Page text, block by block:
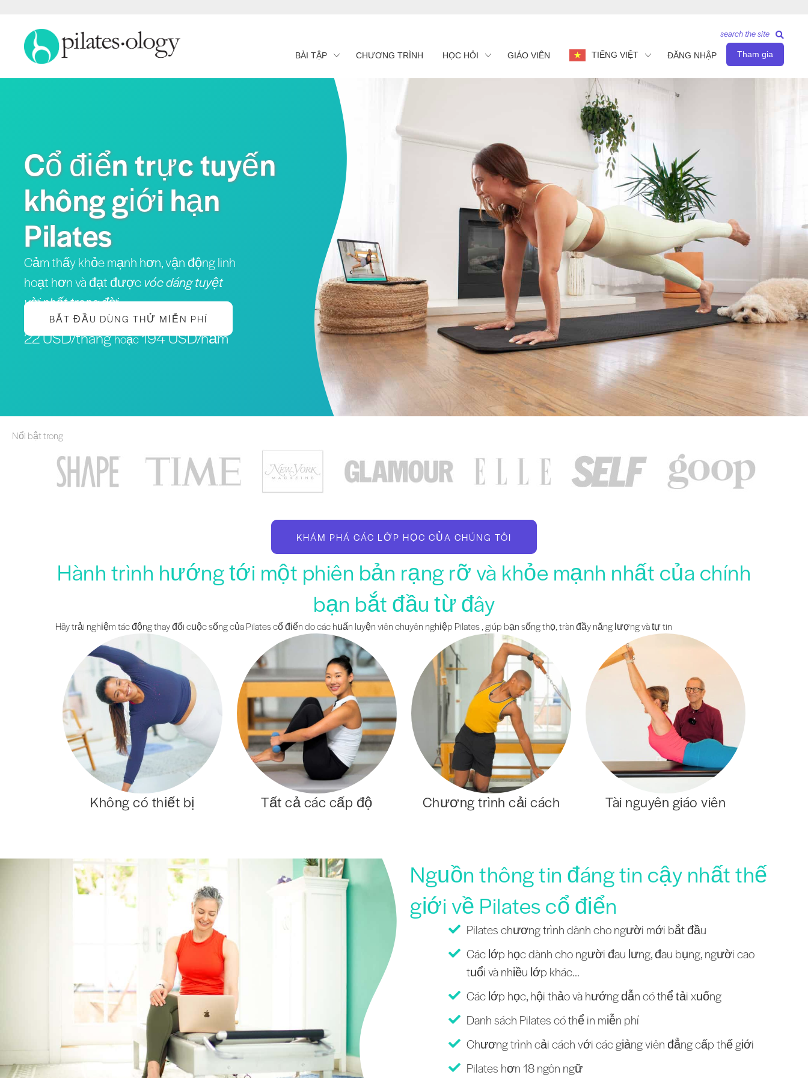
BÀI TẬP CHƯƠNG TRÌNH HỌC HỎI GIÁO VIÊN TIẾNG VIỆT ĐĂNG NHẬP Tham gia
search the site
Cổ điển trực tuyến
không giới hạn
Pilates
Cảm thấy khỏe mạnh hơn, vận động linh
hoạt hơn và đạt đượcvóc dáng tuyệt
vời nhất trong đời
BẮT ĐẦU DÙNG THỬ MIỄN PHÍ
22 USD/thánghoặc194 USD/năm
Nổi bật trong
KHÁM PHÁ CÁC LỚP HỌC CỦA CHÚNG TÔI
Hành trình hướng tới một phiên bản rạng rỡ và khỏe mạnh nhất của chính
bạn bắt đầu từ đây
Hãy trải nghiệm tác động thay đổi cuộc sống của Pilates cổ điển do các huấn luyện viên chuyên nghiệp Pilates , giúp bạn sống thọ, tràn đầy năng lượng và tự tin
Không có thiết bị Tất cả các cấp độ Chương trình cải cách Tài nguyên giáo viên
Nguồn thông tin đáng tin cậy nhất thế
giới về Pilates cổ điển
Pilates chương trình dành cho người mới bắt đầu
Các lớp học dành cho người đau lưng, đau bụng, người cao
tuổi và nhiều lớp khác...
Các lớp học, hội thảo và hướng dẫn có thể tải xuống
Danh sách Pilates có thể in miễn phí
Chương trình cải cách với các giảng viên đẳng cấp thế giới
Pilates hơn 18 ngôn ngữ